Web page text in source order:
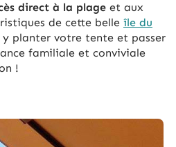
direct à la plage et aux
de cette belle île du
y planter votre tente et passer
familiale et conviviale
!